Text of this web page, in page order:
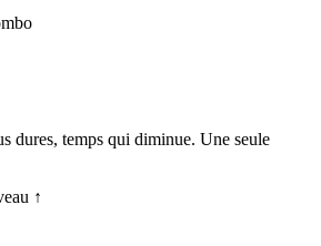
dures, temps qui diminue. Une seule
↑